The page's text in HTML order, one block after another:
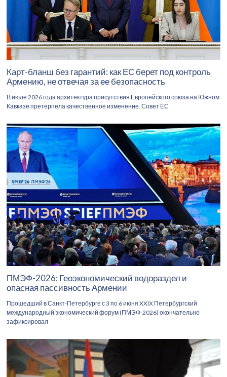
Карт-бланш без гарантий: как ЕС берет под контроль
Армению, не отвечая за ее безопасность
В июле 2026 года архитектура присутствия Европейского союза на Южном
Кавказе претерпела качественное изменение. Совет ЕС
ПМЭФ-2026: Геоэкономический водораздел и
опасная пассивность Армении
Прошедший в Санкт-Петербурге с 3 по 6 июня XXIX Петербургский
международный экономический форум (ПМЭФ-2026) окончательно
зафиксировал